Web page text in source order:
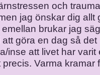
och
jag önskar dig allt
brukar jag
göra en dag så det
inse att livet har varit
Varma kramar